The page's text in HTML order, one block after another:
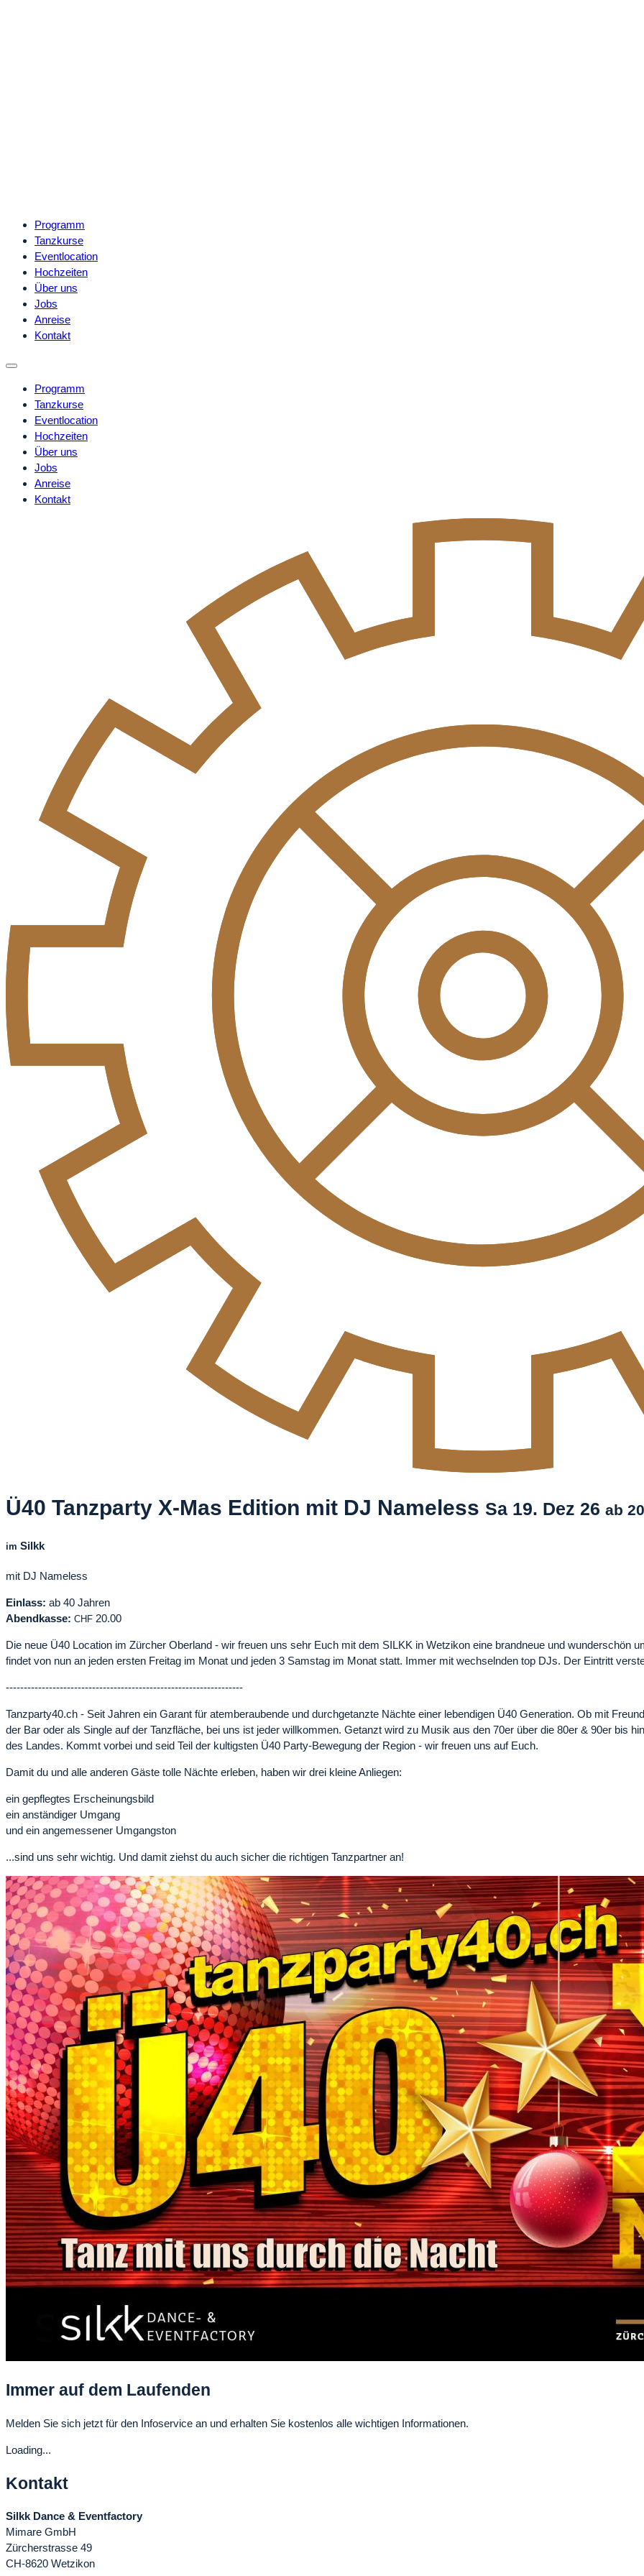
Programm
Tanzkurse
Eventlocation
Hochzeiten
Über uns
Jobs
Anreise
Kontakt
Programm
Tanzkurse
Eventlocation
Hochzeiten
Über uns
Jobs
Anreise
Kontakt
Ü40 Tanzparty X-Mas Edition mit DJ Nameless Sa 19. Dez 26 ab
im Silkk
mit DJ Nameless
Einlass: ab 40 Jahren
Abendkasse: CHF 20.00
Die neue Ü40 Location im Zürcher Oberland - wir freuen uns sehr Euch mit dem SILKK in Wetzikon eine brandneue und wunderschön
findet von nun an jeden ersten Freitag im Monat und jeden 3 Samstag im Monat statt. Immer mit wechselnden top DJs. Der Eintritt
------------------------------------------------------------------
Tanzparty40.ch - Seit Jahren ein Garant für atemberaubende und durchgetanzte Nächte einer lebendigen Ü40 Generation. Ob mit
der Bar oder als Single auf der Tanzfläche, bei uns ist jeder willkommen. Getanzt wird zu Musik aus den 70er über die 80er & 90er bis
des Landes. Kommt vorbei und seid Teil der kultigsten Ü40 Party-Bewegung der Region - wir freuen uns auf Euch.
Damit du und alle anderen Gäste tolle Nächte erleben, haben wir drei kleine Anliegen:
ein gepflegtes Erscheinungsbild
ein anständiger Umgang
und ein angemessener Umgangston
...sind uns sehr wichtig. Und damit ziehst du auch sicher die richtigen Tanzpartner an!
Immer auf dem Laufenden
Melden Sie sich jetzt für den Infoservice an und erhalten Sie kostenlos alle wichtigen Informationen.
Loading...
Kontakt
Silkk Dance & Eventfactory
Mimare GmbH
Zürcherstrasse 49
CH-8620 Wetzikon